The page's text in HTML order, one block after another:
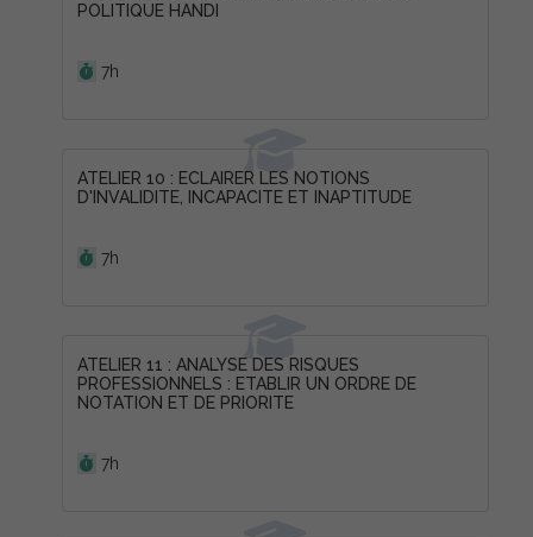
POLITIQUE HANDI
7h
ATELIER 10 : ECLAIRER LES NOTIONS
D'INVALIDITE, INCAPACITE ET INAPTITUDE
7h
ATELIER 11 : ANALYSE DES RISQUES
PROFESSIONNELS : ETABLIR UN ORDRE DE
NOTATION ET DE PRIORITE
7h